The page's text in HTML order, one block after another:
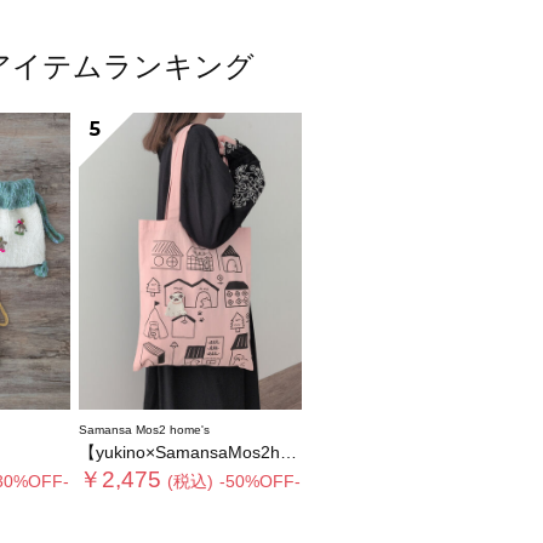
イテムランキング
5
Samansa Mos2 home's
【yukino×SamansaMos2home’s】ブローチ付バッグ
￥2,475 (税込) -50%OFF-